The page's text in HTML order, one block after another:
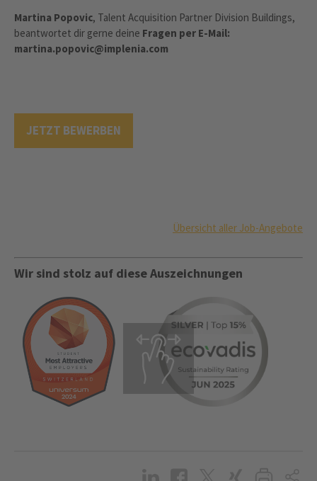
Martina Popovic, Talent Acquisition Partner Division Buildings,
beantwortet dir gerne deine Fragen per E-Mail:
martina.popovic@implenia.com
JETZT BEWERBEN
Übersicht aller Job-Angebote
Wir sind stolz auf diese Auszeichnungen